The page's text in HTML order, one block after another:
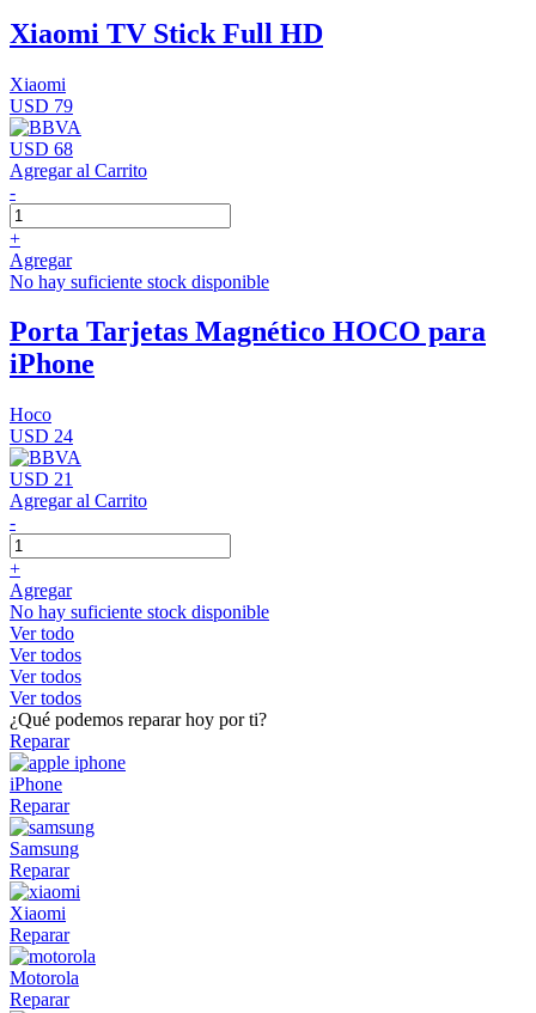
Xiaomi TV Stick Full HD
Xiaomi
USD 79
USD 68
Agregar al Carrito
-
+
Agregar
No hay suficiente stock disponible
Porta Tarjetas Magnético HOCO para
iPhone
Hoco
USD 24
USD 21
Agregar al Carrito
-
+
Agregar
No hay suficiente stock disponible
Ver todo
Ver todos
Ver todos
Ver todos
¿Qué podemos reparar hoy por ti?
Reparar
iPhone
Reparar
Samsung
Reparar
Xiaomi
Reparar
Motorola
Reparar